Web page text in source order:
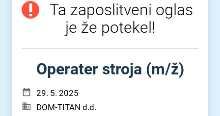
Ta zaposlitveni oglas
je že potekel!
Operater stroja (m⁠/⁠ž)
29. 5. 2025
DOM-TITAN d.d.